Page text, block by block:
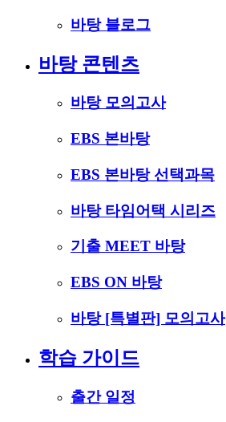
바탕 블로그
바탕 콘텐츠
바탕 모의고사
EBS 본바탕
EBS 본바탕 선택과목
바탕 타임어택 시리즈
기출 MEET 바탕
EBS ON 바탕
바탕 [특별판] 모의고사
학습 가이드
출간 일정